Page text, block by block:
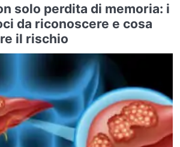
solo perdita di memoria: i
da riconoscere e cosa
il rischio